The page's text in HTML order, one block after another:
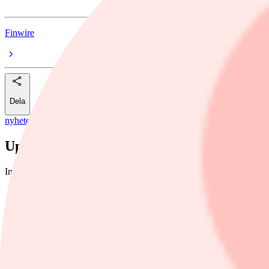
Finwire
Dela
nyheter
Uppgifter: Stegras kapitalbehov uppges
Industribolaget Stegras behov av nytt kapital till stålverksbygget i